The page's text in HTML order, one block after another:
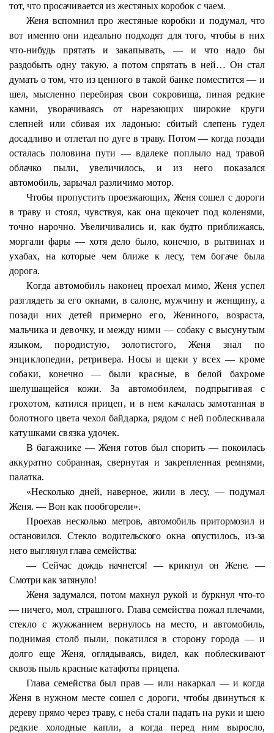
тот, что просачивается из жестяных коробок с чаем.
Женя вспомнил про жестяные коробки и подумал, что
вот именно они идеально подходят для того, чтобы в них
что-нибудь прятать и закапывать, — и что надо бы
раздобыть одну такую, а потом спрятать в ней… Он стал
думать о том, что из ценного в такой банке поместится — и
шел, мысленно перебирая свои сокровища, пиная редкие
камни, уворачиваясь от нарезающих широкие круги
слепней или сбивая их ладонью: сбитый слепень гудел
досадливо и отлетал по дуге в траву. Потом — когда позади
осталась половина пути — вдалеке поплыло над травой
облачко пыли, увеличилось, и из него показался
автомобиль, зарычал различимо мотор.
Чтобы пропустить проезжающих, Женя сошел с дороги
в траву и стоял, чувствуя, как она щекочет под коленями,
точно нарочно. Увеличивались и, как будто приближаясь,
моргали фары — хотя дело было, конечно, в рытвинах и
ухабах, на которые чем ближе к лесу, тем богаче была
дорога.
Когда автомобиль наконец проехал мимо, Женя успел
разглядеть за его окнами, в салоне, мужчину и женщину, а
позади них детей примерно его, Жениного, возраста,
мальчика и девочку, и между ними — собаку с высунутым
языком, породистую, золотистого, Женя знал по
энциклопедии, ретривера. Носы и щеки у всех — кроме
собаки, конечно — были красные, в белой бахроме
шелушащейся кожи. За автомобилем, подпрыгивая с
грохотом, катился прицеп, и в нем качалась замотанная в
болотного цвета чехол байдарка, рядом с ней поблескивала
катушками связка удочек.
В багажнике — Женя готов был спорить — покоилась
аккуратно собранная, свернутая и закрепленная ремнями,
палатка.
«Несколько дней, наверное, жили в лесу, — подумал
Женя. — Вон как пообгорели».
Проехав несколько метров, автомобиль притормозил и
остановился. Стекло водительского окна опустилось, из-за
него выглянул глава семейства:
— Сейчас дождь начнется! — крикнул он Жене. —
Смотри как затянуло!
Женя задумался, потом махнул рукой и буркнул что-то
— ничего, мол, страшного. Глава семейства пожал плечами,
стекло с жужжанием вернулось на место, и автомобиль,
поднимая столб пыли, покатился в сторону города — и
долго еще Женя, оглядываясь, видел, как поблескивают
сквозь пыль красные катафоты прицепа.
Глава семейства был прав — или накаркал — и когда
Женя в нужном месте сошел с дороги, чтобы двинуться к
дереву прямо через траву, с неба стали падать на руки и шею
редкие холодные капли, а когда перед ним выросло,